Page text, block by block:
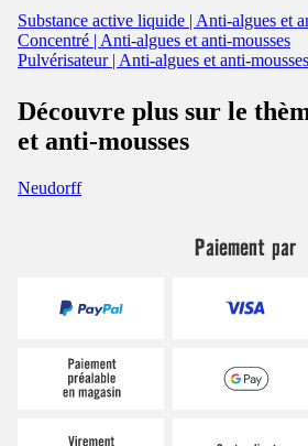
Substance active liquide | Anti-algues et
Concentré | Anti-algues et anti-mousses
Pulvérisateur | Anti-algues et anti-mousses
Découvre plus sur le
et anti-mousses
Neudorff
Paiement par